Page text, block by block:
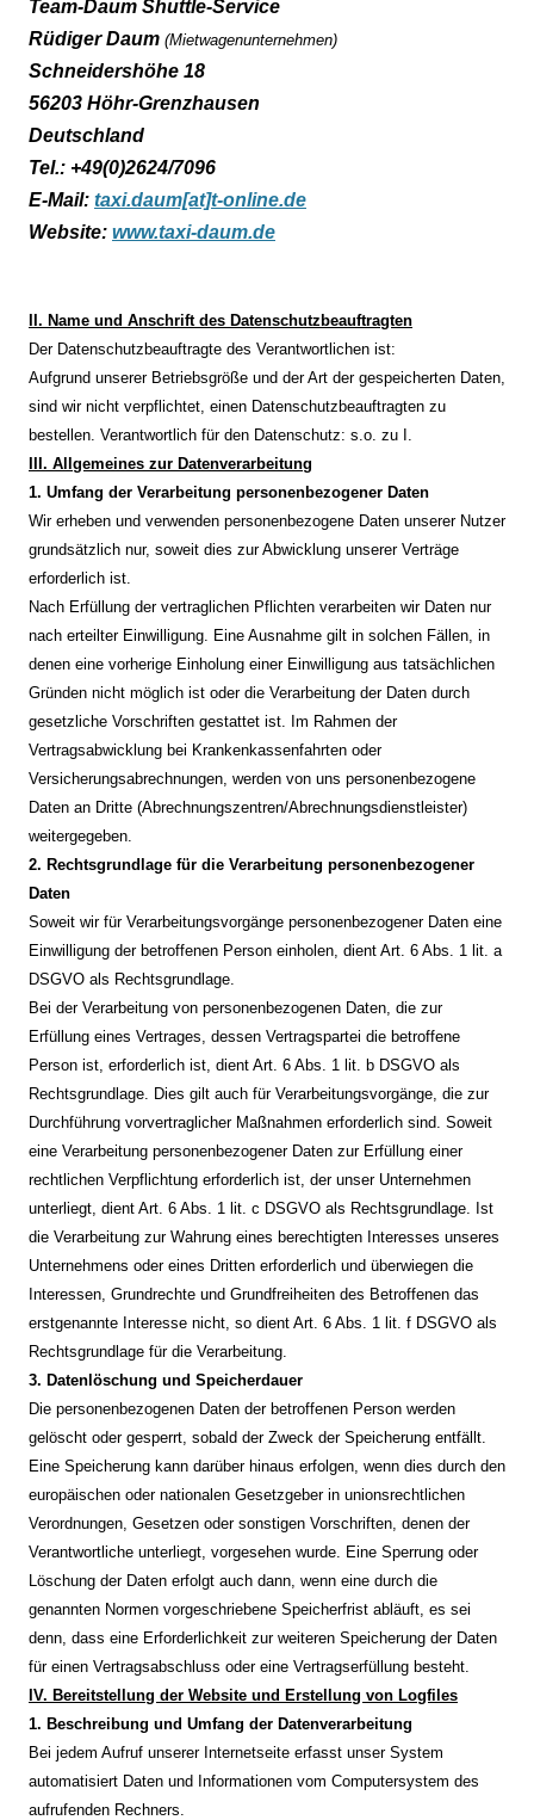
Team-Daum Shuttle-Service
Rüdiger Daum (Mietwagenunternehmen)
Schneidershöhe 18
56203 Höhr-Grenzhausen
Deutschland
Tel.: +49(0)2624/7096
E-Mail: taxi.daum[at]t-online.de
Website: www.taxi-daum.de
II. Name und Anschrift des Datenschutzbeauftragten
Der Datenschutzbeauftragte des Verantwortlichen ist:
Aufgrund unserer Betriebsgröße und der Art der gespeicherten Daten,
sind wir nicht verpflichtet, einen Datenschutzbeauftragten zu
bestellen. Verantwortlich für den Datenschutz: s.o. zu I.
III. Allgemeines zur Datenverarbeitung
1. Umfang der Verarbeitung personenbezogener Daten
Wir erheben und verwenden personenbezogene Daten unserer Nutzer
grundsätzlich nur, soweit dies zur Abwicklung unserer Verträge
erforderlich ist.
Nach Erfüllung der vertraglichen Pflichten verarbeiten wir Daten nur
nach erteilter Einwilligung. Eine Ausnahme gilt in solchen Fällen, in
denen eine vorherige Einholung einer Einwilligung aus tatsächlichen
Gründen nicht möglich ist oder die Verarbeitung der Daten durch
gesetzliche Vorschriften gestattet ist. Im Rahmen der
Vertragsabwicklung bei Krankenkassenfahrten oder
Versicherungsabrechnungen, werden von uns personenbezogene
Daten an Dritte (Abrechnungszentren/Abrechnungsdienstleister)
weitergegeben.
2. Rechtsgrundlage für die Verarbeitung personenbezogener
Daten
Soweit wir für Verarbeitungsvorgänge personenbezogener Daten eine
Einwilligung der betroffenen Person einholen, dient Art. 6 Abs. 1 lit. a
DSGVO als Rechtsgrundlage.
Bei der Verarbeitung von personenbezogenen Daten, die zur
Erfüllung eines Vertrages, dessen Vertragspartei die betroffene
Person ist, erforderlich ist, dient Art. 6 Abs. 1 lit. b DSGVO als
Rechtsgrundlage. Dies gilt auch für Verarbeitungsvorgänge, die zur
Durchführung vorvertraglicher Maßnahmen erforderlich sind. Soweit
eine Verarbeitung personenbezogener Daten zur Erfüllung einer
rechtlichen Verpflichtung erforderlich ist, der unser Unternehmen
unterliegt, dient Art. 6 Abs. 1 lit. c DSGVO als Rechtsgrundlage. Ist
die Verarbeitung zur Wahrung eines berechtigten Interesses unseres
Unternehmens oder eines Dritten erforderlich und überwiegen die
Interessen, Grundrechte und Grundfreiheiten des Betroffenen das
erstgenannte Interesse nicht, so dient Art. 6 Abs. 1 lit. f DSGVO als
Rechtsgrundlage für die Verarbeitung.
3. Datenlöschung und Speicherdauer
Die personenbezogenen Daten der betroffenen Person werden
gelöscht oder gesperrt, sobald der Zweck der Speicherung entfällt.
Eine Speicherung kann darüber hinaus erfolgen, wenn dies durch den
europäischen oder nationalen Gesetzgeber in unionsrechtlichen
Verordnungen, Gesetzen oder sonstigen Vorschriften, denen der
Verantwortliche unterliegt, vorgesehen wurde. Eine Sperrung oder
Löschung der Daten erfolgt auch dann, wenn eine durch die
genannten Normen vorgeschriebene Speicherfrist abläuft, es sei
denn, dass eine Erforderlichkeit zur weiteren Speicherung der Daten
für einen Vertragsabschluss oder eine Vertragserfüllung besteht.
IV. Bereitstellung der Website und Erstellung von Logfiles
1. Beschreibung und Umfang der Datenverarbeitung
Bei jedem Aufruf unserer Internetseite erfasst unser System
automatisiert Daten und Informationen vom Computersystem des
aufrufenden Rechners.